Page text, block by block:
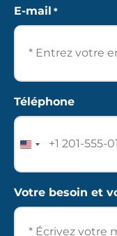
E-mail *
Téléphone
United
Votre besoin et